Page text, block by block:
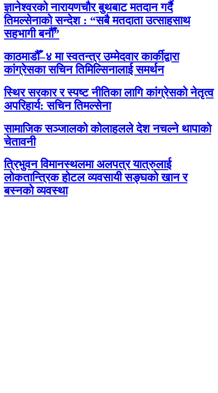
ज्ञानेश्वरको नारायणचौर बुथबाट मतदान गर्दै
तिमल्सेनाको सन्देश : “सबै मतदाता उत्साहसाथ
सहभागी बनौँ”
काठमाडौँ–४ मा स्वतन्त्र उम्मेदवार कार्कीद्वारा
कांग्रेसका सचिन तिमिल्सिनालाई समर्थन
स्थिर सरकार र स्पष्ट नीतिका लागि कांग्रेसको नेतृत्व
अपरिहार्य: सचिन तिमल्सेना
सामाजिक सञ्जालको कोलाहलले देश नचल्ने थापाको
चेतावनी
त्रिभुवन विमानस्थलमा अलपत्र यात्रुलाई
लोकतान्त्रिक होटल व्यवसायी सङ्घको खान र
बस्नको व्यवस्था